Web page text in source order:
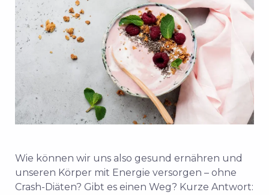
Wie können wir uns also gesund ernähren und
unseren Körper mit Energie versorgen – ohne
Crash-Diäten? Gibt es einen Weg? Kurze Antwort: